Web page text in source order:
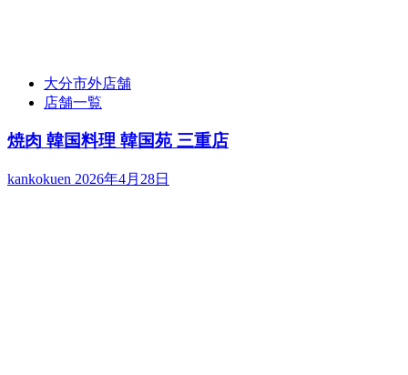
大分市外店舗
店舗一覧
焼肉 韓国料理 韓国苑 三重店
kankokuen 2026年4月28日